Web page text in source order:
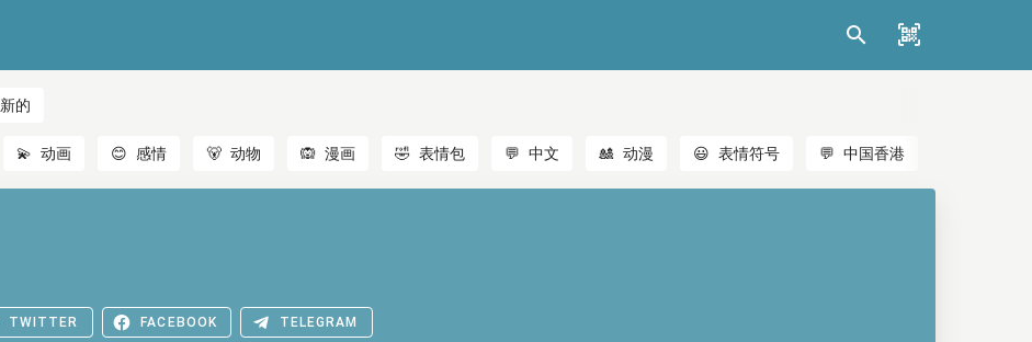
新的
💫 动画 😊 感情 🐻 动物 🙉 漫画 🤣 表情包 💬 中文 🎎 动漫 😃 表情符号 💬 中国香港
TWITTER FACEBOOK TELEGRAM